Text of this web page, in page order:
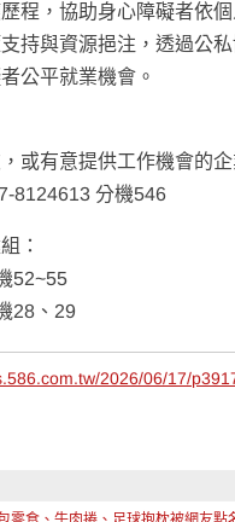
程，協助身心障礙者依
持與資源挹注，透過公
公平就業機會。
或有意提供工作機會的
8124613 分機546
：
52~55
28、29
2026/06/17/